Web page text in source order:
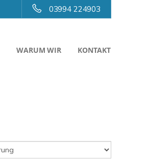
03994 224903
WARUM WIR KONTAKT